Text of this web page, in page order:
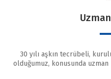
30 yılı aşkın tecrübeli,
olduğumuz, konusunda